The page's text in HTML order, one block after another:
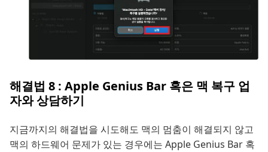
해결법 8 : Apple Genius Bar 혹은 맥 복구 업
자와 상담하기
지금까지의 해결법을 시도해도 맥의 멈춤이 해결되지 않고
맥의 하드웨어 문제가 있는 경우에는 Apple Genius Bar 혹